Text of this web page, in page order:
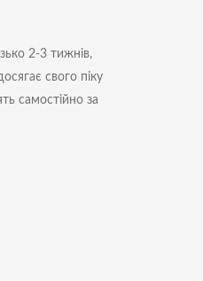
2-3 тижнів,
свого піку
самостійно за